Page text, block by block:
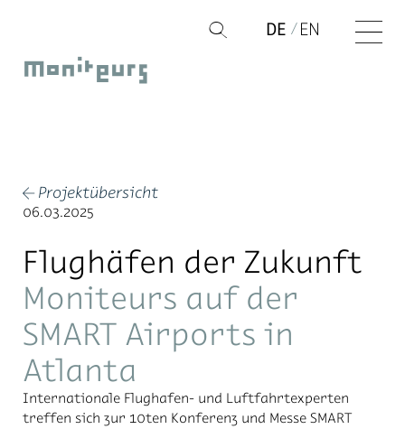
springen
Q
Moniteurs
DE EN
← Projektübersicht
06.03.2025
Flughäfen der Zukunft
Moniteurs auf der
SMART Airports in
Atlanta
In­ter­na­tio­na­le Flug­ha­fen- und Luft­fahrt­ex­per­ten
treffen sich zur 10ten Konferenz und Messe SMART